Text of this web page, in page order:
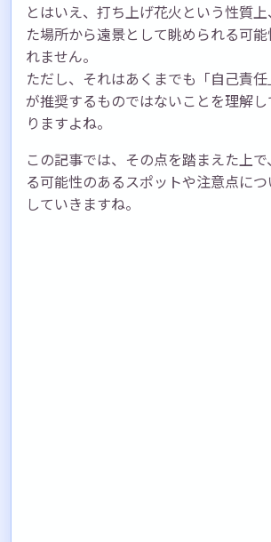
とはいえ、打ち上げ花火という性質
た場所から遠景として眺められる可
れません。
ただし、それはあくまでも「自己責
が推奨するものではないことを理解
りますよね。
この記事では、その点を踏まえた上
る可能性のあるスポットや注意点に
していきますね。